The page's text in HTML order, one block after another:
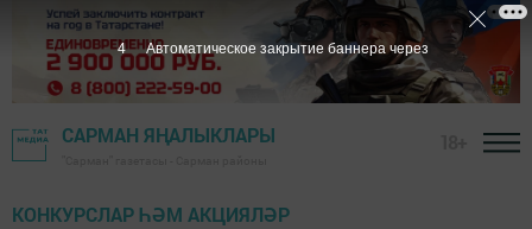
САРМАН ЯҢАЛЫКЛАРЫ
КОНКУРСЛАР ҺӘМ АКЦИЯЛӘР
3 Автоматическое закрытие баннера через